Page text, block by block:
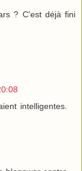
? C'est déjà fini
intelligentes.